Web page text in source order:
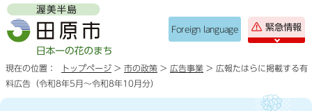
Foreign language 緊急情報
現在の位置： トップページ > 市の政策 > 広告事業 > 広報たはらに掲載する有
料広告（令和8年5月～令和8年10月分）